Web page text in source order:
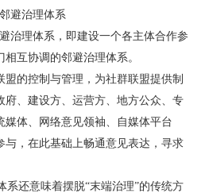
避治理体系
理体系，即建设一个各主体合作参
互协调的邻避治理体系。
的控制与管理，为社群联盟提供制
府、建设方、运营方、地方公众、专
体、网络意见领袖、自媒体平台
与，在此基础上畅通意见表达，寻求
还意味着摆脱“末端治理”的传统方